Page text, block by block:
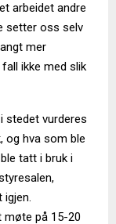
arbeidet andre
setter oss selv
mer
ikke med slik
stedet vurderes
og hva som ble
tatt i bruk i
igjen.
møte på 15-20